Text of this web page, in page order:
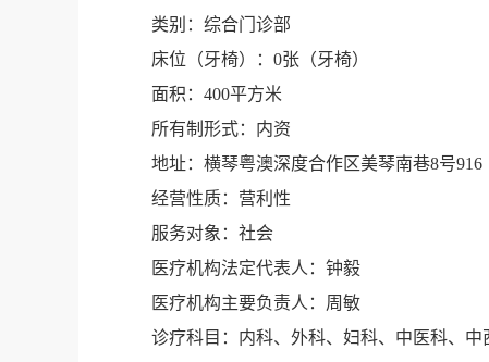
类别：综合门诊部
床位（牙椅）：0张（牙椅）
面积：400平方米
所有制形式：内资
地址：横琴粤澳深度合作区美琴南巷8号916
经营性质：营利性
服务对象：社会
医疗机构法定代表人：钟毅
医疗机构主要负责人：周敏
诊疗科目：内科、外科、妇科、中医科、中